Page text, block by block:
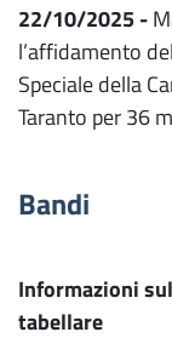
22/10/2025 -
l’affidamento
Speciale della
Taranto per 36
Bandi
Informazioni
tabellare